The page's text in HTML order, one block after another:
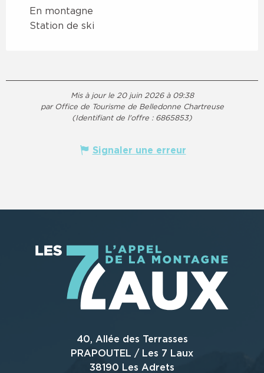
En montagne
Station de ski
Mis à jour le 20 juin 2026 à 09:38
par Office de Tourisme de Belledonne Chartreuse
(Identifiant de l'offre : 6865853)
Signaler une erreur
40, Allée des Terrasses
PRAPOUTEL / Les 7 Laux
38190 Les Adrets